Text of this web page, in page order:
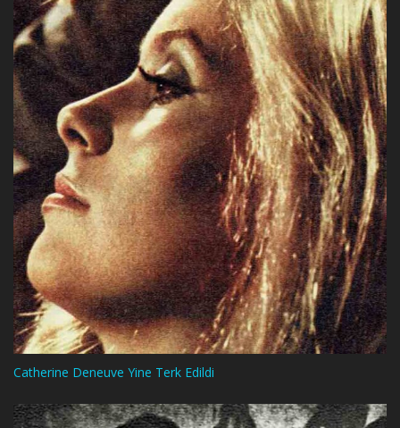
Catherine Deneuve Yine Terk Edildi